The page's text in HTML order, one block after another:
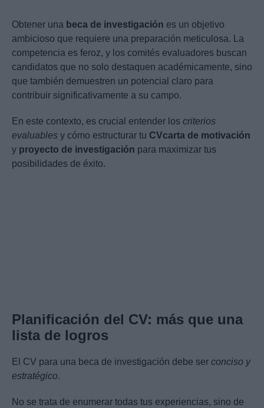
Obtener una beca de investigación es un objetivo
ambicioso que requiere una preparación meticulosa. La
competencia es feroz, y los comités evaluadores buscan
candidatos que no solo destaquen académicamente, sino
que también demuestren un potencial claro para
contribuir significativamente a su campo.
En este contexto, es crucial entender los criterios
evaluables y cómo estructurar tu CVcarta de motivación
y proyecto de investigación para maximizar tus
posibilidades de éxito.
Planificación del CV: más que una
lista de logros
El CV para una beca de investigación debe ser conciso y
estratégico.
No se trata de enumerar todas tus experiencias, sino de